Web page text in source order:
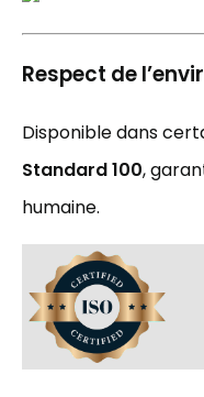
Respect de
Disponible dans
Standard 100,
humaine.